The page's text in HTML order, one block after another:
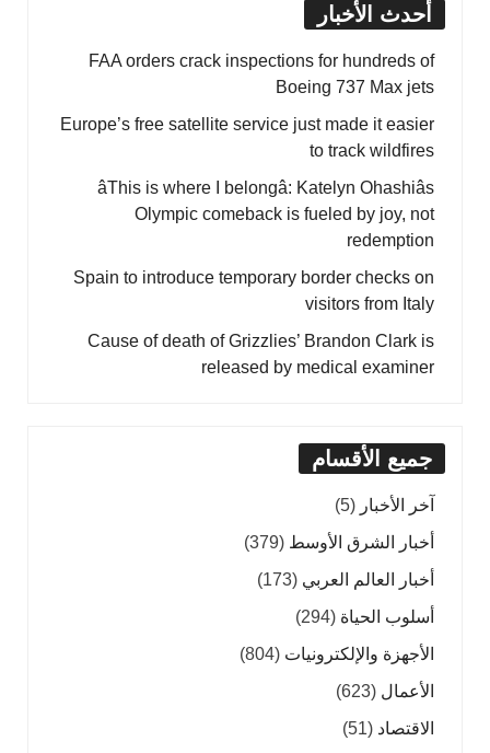
أحدث الأخبار
FAA orders crack inspections for hundreds of
Boeing 737 Max jets
Europe’s free satellite service just made it easier
to track wildfires
âThis is where I belongâ: Katelyn Ohashiâs
Olympic comeback is fueled by joy, not
redemption
Spain to introduce temporary border checks on
visitors from Italy
Cause of death of Grizzlies’ Brandon Clark is
released by medical examiner
جميع الأقسام
آخر الأخبار (5)
أخبار الشرق الأوسط (379)
أخبار العالم العربي (173)
أسلوب الحياة (294)
الأجهزة والإلكترونيات (804)
الأعمال (623)
الاقتصاد (51)